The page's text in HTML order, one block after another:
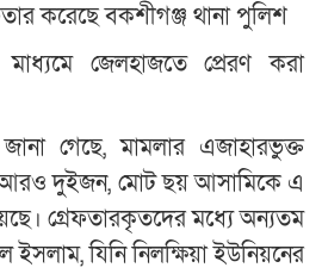
করেছে বকশীগঞ্জ থানা পুলিশ
জেলহাজতে প্রেরণ করা
গেছে, মামলার এজাহারভুক্ত
আরও দুইজন, মোট ছয় আসামিকে এ
গ্রেফতারকৃতদের মধ্যে অন্যতম
যিনি নিলক্ষিয়া ইউনিয়নের